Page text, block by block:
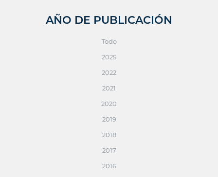
AÑO DE PUBLICACIÓN
Todo
2025
2022
2021
2020
2019
2018
2017
2016